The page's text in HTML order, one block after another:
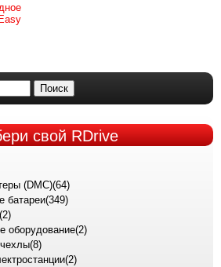
Поиск
свой RDrive
(DMC)(64)
батареи(349)
(2)
оборудование(2)
(8)
(2)